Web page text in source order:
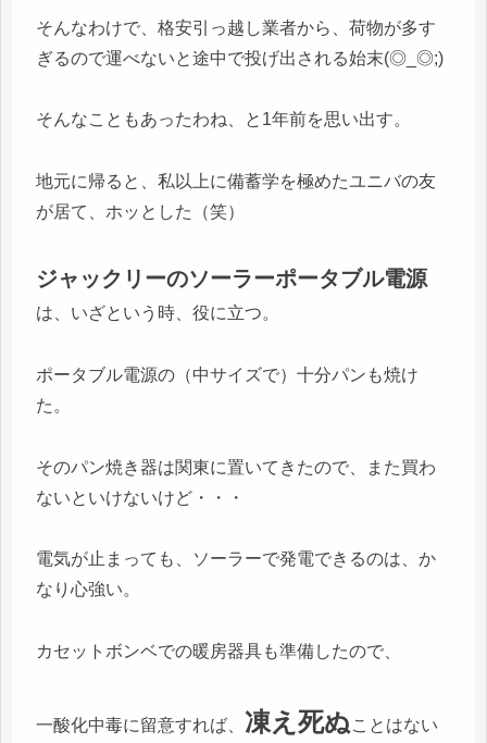
そんなわけで、格安引っ越し業者から、荷物が多す
ぎるので運べないと途中で投げ出される始末(◎_◎;)
そんなこともあったわね、と1年前を思い出す。
地元に帰ると、私以上に備蓄学を極めたユニバの友
が居て、ホッとした（笑）
ジャックリーのソーラーポータブル電源
は、いざという時、役に立つ。
ポータブル電源の（中サイズで）十分パンも焼け
た。
そのパン焼き器は関東に置いてきたので、また買わ
ないといけないけど・・・
電気が止まっても、ソーラーで発電できるのは、か
なり心強い。
カセットボンベでの暖房器具も準備したので、
一酸化中毒に留意すれば、 凍え死ぬ ことはない